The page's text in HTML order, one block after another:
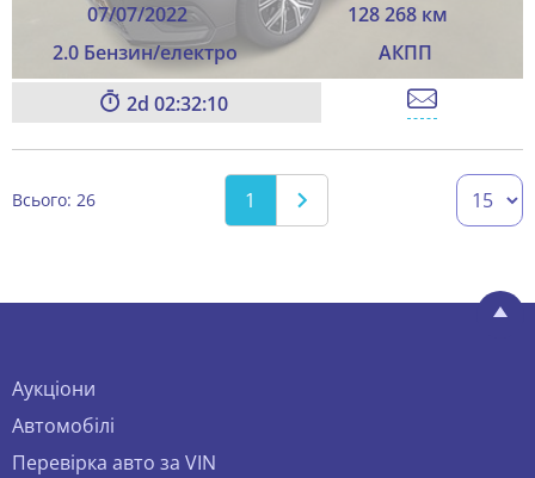
07/07/2022
128 268 км
2.0 Бензин/електро
АКПП
2 02:32:08
Всього: 26 1
Аукціони
Автомобілі
Перевірка авто за VIN